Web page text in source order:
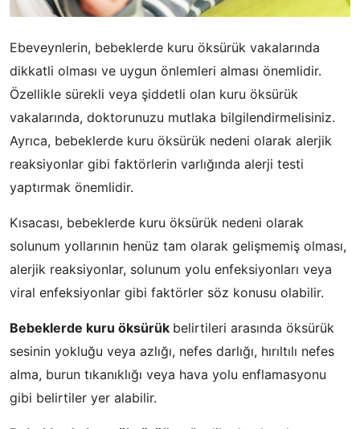
Ebeveynlerin, bebeklerde kuru öksürük vakalarında
dikkatli olması ve uygun önlemleri alması önemlidir.
Özellikle sürekli veya şiddetli olan kuru öksürük
vakalarında, doktorunuzu mutlaka bilgilendirmelisiniz.
Ayrıca, bebeklerde kuru öksürük nedeni olarak alerjik
reaksiyonlar gibi faktörlerin varlığında alerji testi
yaptırmak önemlidir.
Kısacası, bebeklerde kuru öksürük nedeni olarak
solunum yollarının henüz tam olarak gelişmemiş olması,
alerjik reaksiyonlar, solunum yolu enfeksiyonları veya
viral enfeksiyonlar gibi faktörler söz konusu olabilir.
Bebeklerde kuru öksürük belirtileri arasında öksürük
sesinin yokluğu veya azlığı, nefes darlığı, hırıltılı nefes
alma, burun tıkanıklığı veya hava yolu enflamasyonu
gibi belirtiler yer alabilir.